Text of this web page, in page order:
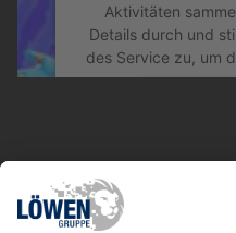
Aktivitäten
Details durch und
des Service zu, um
powered by
Ähnliche Spiele